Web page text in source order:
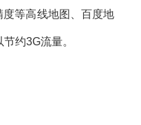
等高线地图、百度地
约3G流量。